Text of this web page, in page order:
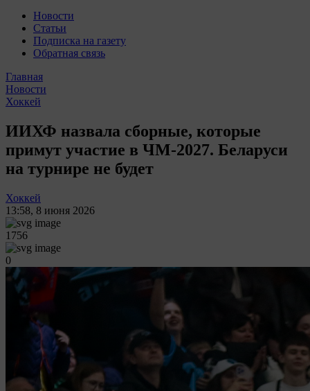
Новости
Статьи
Подписка на газету
Обратная связь
Главная
Новости
Хоккей
ИИХФ назвала сборные, которые
примут участие в ЧМ-2027. Беларуси
на турнире не будет
Хоккей
13:58, 8 июня 2026
1756
0